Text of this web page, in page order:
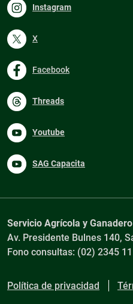
Instagram
X
Facebook
Threads
Youtube
SAG Capacita
Servicio Agrícola y Ganadero
Av. Presidente Bulnes 140,
Fono consultas: (02) 2345
Política de privacidad